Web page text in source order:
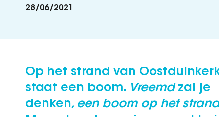
28/06/2021
Op het strand van
staat een boom. Vreemd zal je
denken, een boom op het